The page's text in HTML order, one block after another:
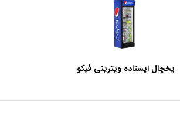
یخچال ایستاده ویترینی فیکو